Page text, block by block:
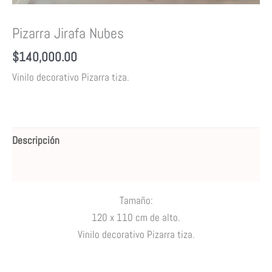
Pizarra Jirafa Nubes
$140,000.00
Vinilo decorativo Pizarra tiza.
Descripción
Tamaño:
120 x 110 cm de alto.
Vinilo decorativo Pizarra tiza.